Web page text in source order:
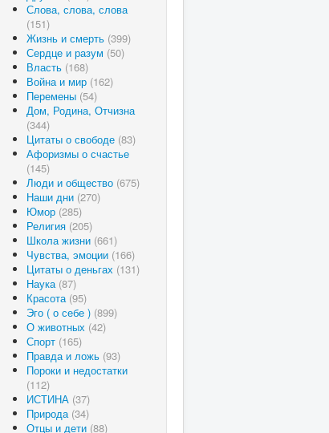
Слова, слова, слова
(151)
Жизнь и смерть (399)
Сердце и разум (50)
Власть (168)
Война и мир (162)
Перемены (54)
Дом, Родина, Отчизна
(344)
Цитаты о свободе (83)
Афоризмы о счастье
(145)
Люди и общество (675)
Наши дни (270)
Юмор (285)
Религия (205)
Школа жизни (661)
Чувства, эмоции (166)
Цитаты о деньгах (131)
Наука (87)
Красота (95)
Эго ( о себе ) (899)
О животных (42)
Спорт (165)
Правда и ложь (93)
Пороки и недостатки
(112)
ИСТИНА (37)
Природа (34)
Отцы и дети (88)